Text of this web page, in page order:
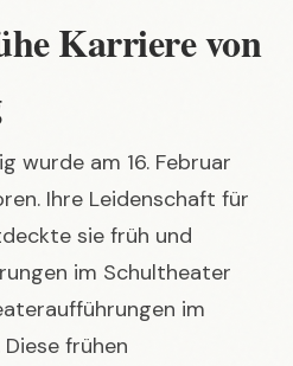
Karriere von
wurde am 16. Februar
Ihre Leidenschaft für
sie früh und
im Schultheater
im
frühen